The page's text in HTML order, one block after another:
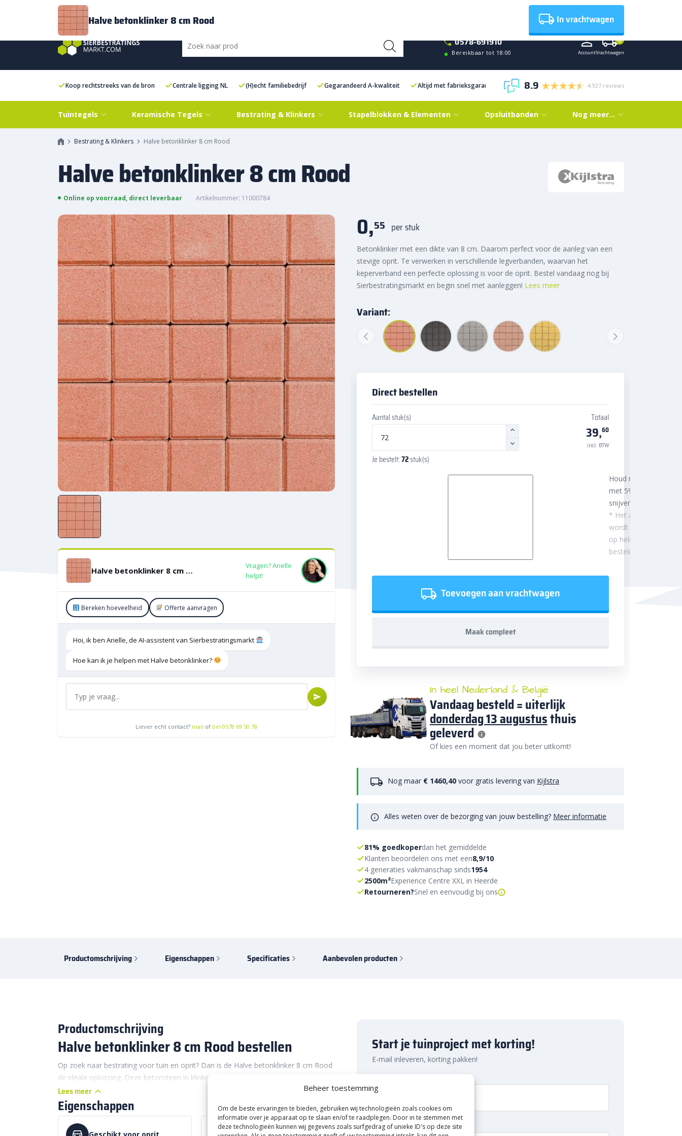
Beheer toestemming
Om de beste ervaringen te bieden, gebruiken wij technologieën zoals cookies om
informatie over je apparaat op te slaan en/of te raadplegen. Door in te stemmen met
deze technologieën kunnen wij gegevens zoals surfgedrag of unieke ID's op deze site
BezorgingFAQ
0578-691910
Bereikbaar tot 18:00 AccountVrachtwagen
0
Koop rechtstreeks van de bron Centrale ligging NL (H)echt familiebedrijf Gegarandeerd A-kwaliteit Altijd met fabrieksgarantie 8.9 4.927 reviews
Tuintegels Keramische Tegels Bestrating & Klinkers Stapelblokken & Elementen Opsluitbanden Nog meer…
Bestrating & Klinkers Halve betonklinker 8 cm Rood
Halve betonklinker 8 cm Rood
Online op voorraad, direct leverbaar Artikelnummer: 11000784
Halve betonklinker 8 cm Rood
Vragen? Arielle
helpt!
Bereken hoeveelheid Offerte aanvragen
Hoi, ik ben Arielle, de AI-assistent van Sierbestratingsmarkt
Hoe kan ik je helpen met Halve betonklinker?
Liever echt contact? mail of bel 0578 69 50 78
0,55 per stuk
Betonklinker met een dikte van 8 cm. Daarom perfect voor de aanleg van een
stevige oprit. Te verwerken in verschillende legverbanden, waarvan het
keperverband een perfecte oplossing is voor de oprit. Bestel vandaag nog bij
Sierbestratingsmarkt en begin snel met aanleggen! Lees meer
Variant:
Direct bestellen
Aantal stuk(s)
Je bestelt:72stuk(s)
Totaal
39,60
incl. BTW
Houd rekening
met 5%
snijverlies
* Het aantal m²
wordt afgerond
op hele
besteleenheden.
Toevoegen aan vrachtwagen
Maak compleet
In heel Nederland & België
Vandaag besteld = uiterlijk
donderdag 13 augustusthuis
geleverd
Of kies een moment dat jou beter uitkomt!
Nog maar € 1460,40 voor gratis levering van Kijlstra
Alles weten over de bezorging van jouw bestelling? Meer informatie
81% goedkoperdan het gemiddelde
Klanten beoordelen ons met een8,9/10
4 generaties vakmanschap sinds1954
2500m²Experience Centre XXL in Heerde
Retourneren?Snel en eenvoudig bij ons
Productomschrijving Eigenschappen Specificaties Aanbevolen producten
Productomschrijving
Halve betonklinker 8 cm Rood bestellen
Op zoek naar bestrating voor tuin en oprit? Dan is de Halve betonklinker 8 cm Rood
de ideale oplossing. Deze betonsteen in klinkerformaat is namelijk geschikt voor
verschillende soorten bestrating. Niet alleen perfect voor de aanleg van een terras
en tuinpad, maar ook een stevige oprit. Deze halve klinker is het perfecte hulpmiddel
voor bestrating met klinkerformaat. Halve klinkers zorgen voor een strakke
afwerking van elleboog- en halfsteensverband, zonder dat je hiervoor hoeft te
Lees meer
Eigenschappen
Uitsluitend A-Kwaliteit!
Start je tuinproject met korting!
E-mail inleveren, korting pakken!
E-mailadres
Halve betonklinker 8 cm Rood In vrachtwagen